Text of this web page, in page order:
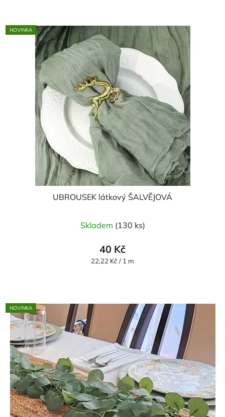
NOVINKA
UBROUSEK látkový ŠALVĚJOVÁ
Skladem (130 ks)
40 Kč
Měrná
22,22 Kč / 1 m
NOVINKA